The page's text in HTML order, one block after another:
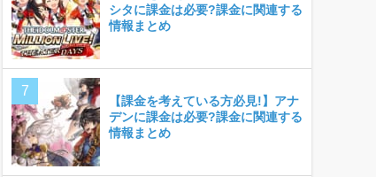
シタに課金は必要?課金に関連する
情報まとめ
【課金を考えている方必見!】アナ
デンに課金は必要?課金に関連する
情報まとめ